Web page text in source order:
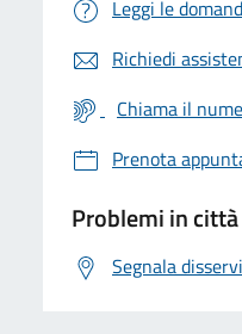
Leggi le
Richiedi
Chiama il
Prenota
Problemi in città
Segnala